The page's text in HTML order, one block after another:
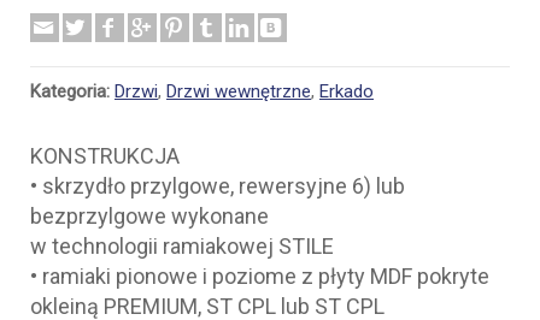
Kategoria: Drzwi, Drzwi wewnętrzne, Erkado
KONSTRUKCJA
• skrzydło przylgowe, rewersyjne 6) lub
bezprzylgowe wykonane
w technologii ramiakowej STILE
• ramiaki pionowe i poziome z płyty MDF pokryte
okleiną PREMIUM, ST CPL lub ST CPL